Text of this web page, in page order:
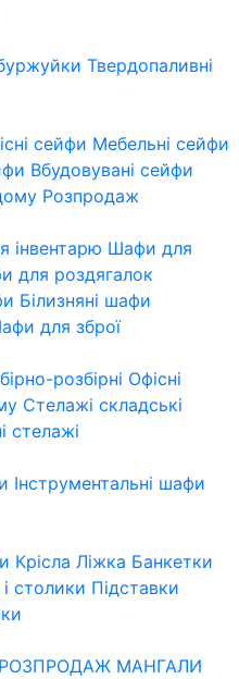
Твердопаливні
сейфи Мебельні сейфи
Вбудовувані сейфи
Розпродаж
інвентарю Шафи для
для роздягалок
Білизняні шафи
для зброї
розбірні Офісні
Стелажі складські
стелажі
Інструментальні шафи
Крісла Ліжка Банкетки
столики Підставки
РОЗПРОДАЖ МАНГАЛИ